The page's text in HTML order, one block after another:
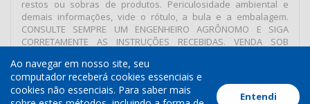
restos ou sobras de produtos. Periculosidade ambiental e
demais informações, vide o rótulo, a bula e a embalagem.
CONSULTE SEMPRE UM ENGENHEIRO AGRÔNOMO E SIGA
CORRETAMENTE AS INSTRUÇÕES RECEBIDAS. VENDA SOB
Termos de Uso Política de Cookies Política de Privacidade
Ao navegar em nosso site, seu
computador receberá cookies essenciais e
cookies não essenciais. Para saber mais
Entendi